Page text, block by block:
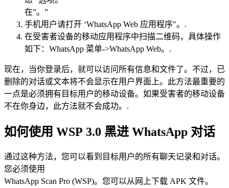
在”。”
手机用户请打开 ‘WhatsApp Web 应用程序"。.
在受害者设备的移动应用程序中扫描二维码，具体操作
如下：WhatsApp 菜单->WhatsApp Web。.
现在，当你登录后，就可以访问所有信息和文件了。不过，已
删除的对话或文本将不会显示在用户界面上。此方法最重要的
一点是必须拥有目标用户的移动设备。如果受害者的移动设备
不在你身边，此方法就不会成功。.
如何使用 WSP 3.0 黑进 WhatsApp 对话
通过这种方法，您可以看到目标用户的所有聊天记录和对话。
您必须使用
WhatsApp Scan Pro (WSP)。您可以从网上下载 APK 文件。